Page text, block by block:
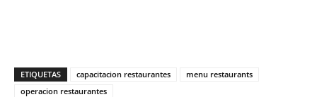
ETIQUETAS capacitacion restaurantes
menu restaurants
operacion restaurantes